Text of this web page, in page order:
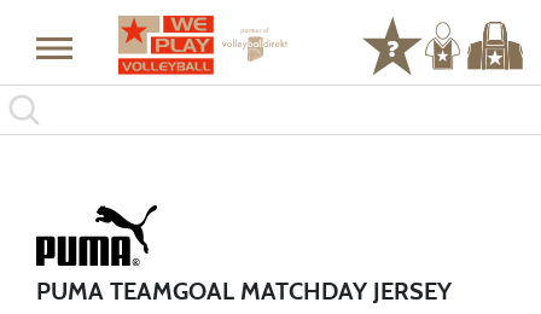
PUMA TEAMGOAL MATCHDAY JERSEY